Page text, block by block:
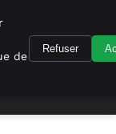
de
Refuser